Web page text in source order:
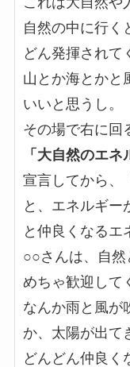
自然の中に行く
どん発揮されて
山とか海とかと
いいと思うし。
その場で右に回
「大自然のエネ
宣言してから、
と、エネルギー
と仲良くなるエ
○○さんは、自然
めちゃ歓迎して
なんか雨と風が
か、太陽が出て
どんどん仲良く